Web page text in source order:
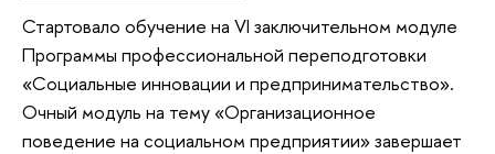
Стартовало обучение на VI заключительном модуле
Программы профессиональной переподготовки
«Социальные инновации и предпринимательство».
Очный модуль на тему «Организационное
поведение на социальном предприятии» завершает